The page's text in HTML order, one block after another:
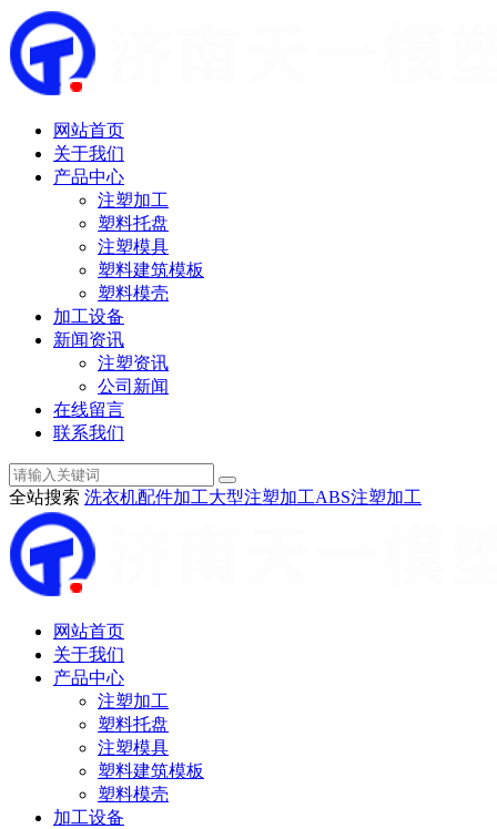
网站首页
关于我们
产品中心
注塑加工
塑料托盘
注塑模具
塑料建筑模板
塑料模壳
加工设备
新闻资讯
注塑资讯
公司新闻
在线留言
联系我们
全站搜索 洗衣机配件加工大型注塑加工ABS注塑加工
网站首页
关于我们
产品中心
注塑加工
塑料托盘
注塑模具
塑料建筑模板
塑料模壳
加工设备